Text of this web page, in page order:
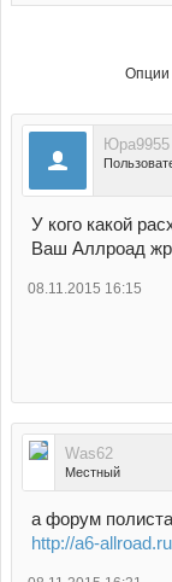
Опции
Юра9955
У кого какой
Ваш Аллроад
08.11.2015 16:15
Was62
Местный
а форум
http://a6-